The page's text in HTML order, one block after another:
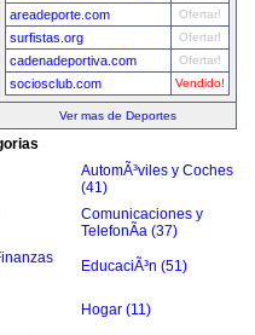
areadeporte.com Ofertar!
surfistas.org Ofertar!
cadenadeportiva.com Ofertar!
sociosclub.com Vendido!
Ver mas de Deportes
AutomÃ³viles y Coches
(41)
Comunicaciones y
TelefonÃ­a (37)
EducaciÃ³n (51)
Hogar (11)